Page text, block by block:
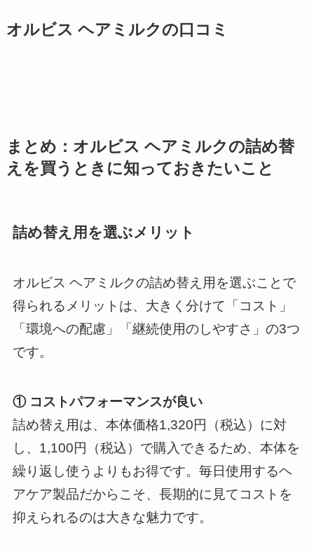
オルビス ヘアミルクの口コミ
まとめ：オルビス ヘアミルクの詰め替
えを買うときに知っておきたいこと
詰め替え用を選ぶメリット
オルビス ヘアミルクの詰め替え用を選ぶことで
得られるメリットは、大きく分けて「コスト」
「環境への配慮」「継続使用のしやすさ」の3つ
です。
① コストパフォーマンスが良い
詰め替え用は、本体価格1,320円（税込）に対
し、1,100円（税込）で購入できるため、本体を
繰り返し使うよりもお得です。毎日使用するヘ
アケア製品だからこそ、長期的に見てコストを
抑えられるのは大きな魅力です。